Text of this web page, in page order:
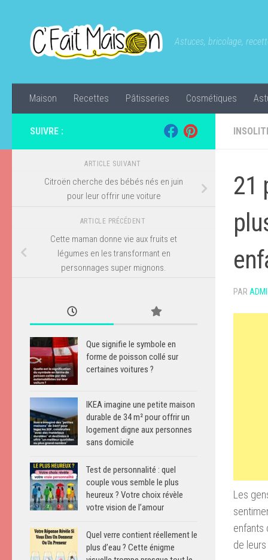
Astuces, bricolage,
Maison Recettes Pâtisseries Cosmétiques
21
PAR
Les
enfants
de
SUIVRE :
ARTICLE SUIVANT
Citroën cherche des bébés nés en juin
pour leur offrir une voiture
ARTICLE PRÉCÉDENT
Cette maman donne vie aux fruits et
légumes en les transformant en
personnages super mignons.
Que signifie le symbole en
forme de poisson collé sur
certaines voitures ?
IKEA imagine une petite maison
durable de 34 m² pour offrir un
logement digne aux personnes
sans domicile
Test de personnalité : quel
couple vous semble le plus
heureux ? Votre choix révèle
votre vision de l’amour
Quel verre contient réellement le
plus d’eau ? Cette énigme